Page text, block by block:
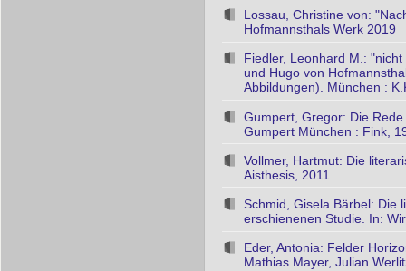
Lossau, Christine von:
Hofmannsthals Werk 2019
Fiedler, Leonhard M.:
und Hugo von
Abbildungen). München :
Gumpert, Gregor: Die
Gumpert München : Fink,
Vollmer, Hartmut: Die
Aisthesis, 2011
Schmid, Gisela Bärbel: Die
erschienenen Studie. In:
Eder, Antonia: Felder
Mathias Mayer, Julian